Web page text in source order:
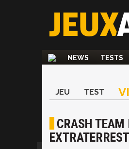
NEWS TESTS
JEU TEST
CRASH TEAM